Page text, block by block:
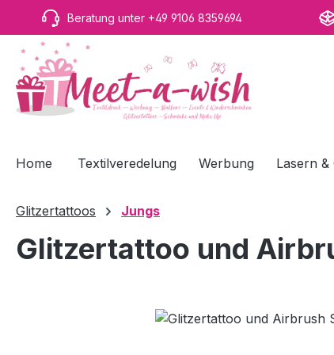
Hauptinhalt springen
Zur Suche springen
Zur Hauptnavigation springen
Beratung unter +49 9106 8359694
Home Textilveredelung Werbung Lasern
Glitzertattoos Jungs
Glitzertattoo und
Bildergalerie überspringen